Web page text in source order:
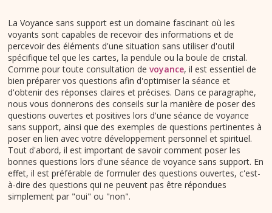
La Voyance sans support est un domaine fascinant où les
voyants sont capables de recevoir des informations et de
percevoir des éléments d'une situation sans utiliser d'outil
spécifique tel que les cartes, la pendule ou la boule de cristal.
Comme pour toute consultation devoyance, il est essentiel de
bien préparer vos questions afin d'optimiser la séance et
d'obtenir des réponses claires et précises. Dans ce paragraphe,
nous vous donnerons des conseils sur la manière de poser des
questions ouvertes et positives lors d'une séance de voyance
sans support, ainsi que des exemples de questions pertinentes à
poser en lien avec votre développement personnel et spirituel.
Tout d'abord, il est important de savoir comment poser les
bonnes questions lors d'une séance de voyance sans support. En
effet, il est préférable de formuler des questions ouvertes, c'est-
à-dire des questions qui ne peuvent pas être répondues
simplement par "oui" ou "non".